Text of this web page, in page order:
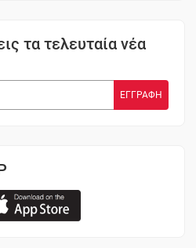
τα τελευταία νέα